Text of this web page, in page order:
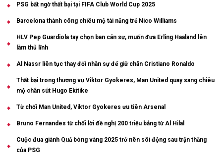
PSG bất ngờ thất bại tại FIFA Club World Cup 2025
Barcelona thành công chiêu mộ tài năng trẻ Nico Williams
HLV Pep Guardiola tay chọn ban cán sự, muốn đưa Erling Haaland lên
làm thủ lĩnh
Al Nassr liên tục thay đổi nhân sự để giữ chân Cristiano Ronaldo
Thất bại trong thương vụ Viktor Gyokeres, Man United quay sang chiêu
mộ chân sút Hugo Ekitike
Từ chối Man United, Viktor Gyokeres ưu tiên Arsenal
Bruno Fernandes từ chối lời đề nghị 200 triệu bảng từ Al Hilal
Cuộc đua giành Quả bóng vàng 2025 trở nên sôi động sau trận thắng
của PSG